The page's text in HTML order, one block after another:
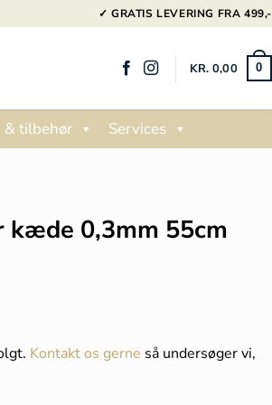
✓ GRATIS LEVERING FRA 499,-
KR. 0,00 0
& tilbehør Services
kæde 0,3mm 55cm
Kontakt os gerne så undersøger vi,